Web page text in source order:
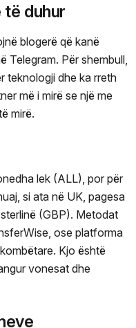
të duhur
blogerë që kanë
Telegram. Për shembull,
teknologji dhe ka rreth
më i mirë se një me
mirë.
lek (ALL), por për
si ata në UK, pagesa
(GBP). Metodat
ose platforma
Kjo është
vonesat dhe